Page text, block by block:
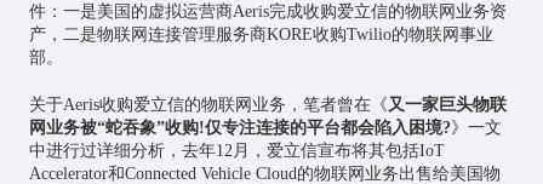
件：一是美国的虚拟运营商Aeris完成收购爱立信的物联网业务资
产，二是物联网连接管理服务商KORE收购Twilio的物联网事业
部。
关于Aeris收购爱立信的物联网业务，笔者曾在《 又一家巨头物联
网业务被“蛇吞象”收购!仅专注连接的平台都会陷入困境?》一文
中进行过详细分析，去年12月，爱立信宣布将其包括IoT
Accelerator和Connected Vehicle Cloud的物联网业务出售给美国物